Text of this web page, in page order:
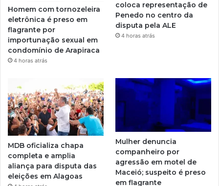
Homem com tornozeleira
eletrônica é preso em
flagrante por
importunação sexual em
condomínio de Arapiraca
4 horas atrás
coloca representação de
Penedo no centro da
disputa pela ALE
4 horas atrás
MDB oficializa chapa
completa e amplia
aliança para disputa das
eleições em Alagoas
Mulher denuncia
companheiro por
agressão em motel de
Maceió; suspeito é preso
em flagrante